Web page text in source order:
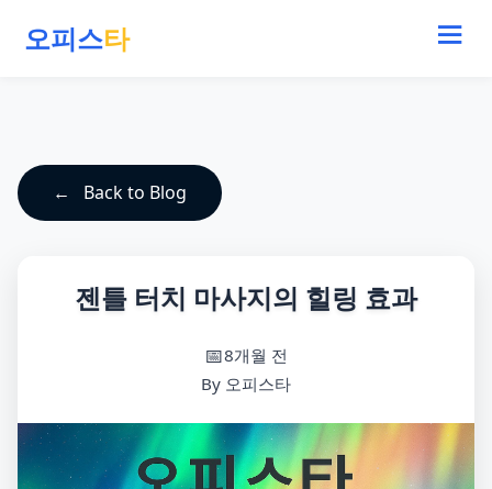
오피스타
Back to Blog
젠틀 터치 마사지의 힐링 효과
8개월 전
By 오피스타